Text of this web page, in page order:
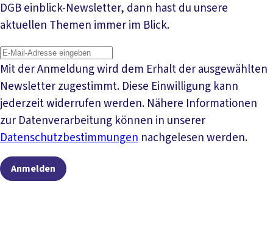
DGB einblick-Newsletter, dann hast du unsere
aktuellen Themen immer im Blick.
Mit der Anmeldung wird dem Erhalt der ausgewählten
Newsletter zugestimmt. Diese Einwilligung kann
jederzeit widerrufen werden. Nähere Informationen
zur Datenverarbeitung können in unserer
Datenschutzbestimmungen nachgelesen werden.
Anmelden